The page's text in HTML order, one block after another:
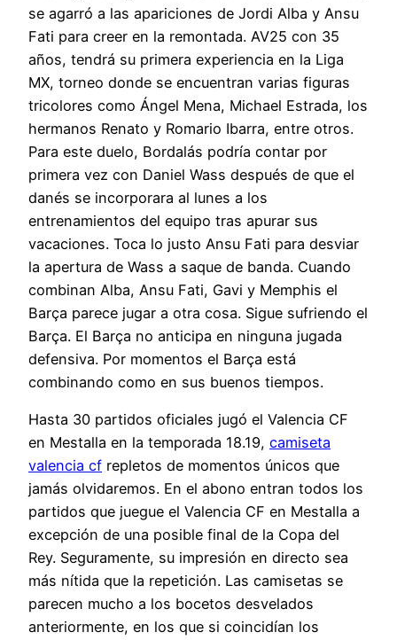
se agarró a las apariciones de Jordi Alba y Ansu
Fati para creer en la remontada. AV25 con 35
años, tendrá su primera experiencia en la Liga
MX, torneo donde se encuentran varias figuras
tricolores como Ángel Mena, Michael Estrada, los
hermanos Renato y Romario Ibarra, entre otros.
Para este duelo, Bordalás podría contar por
primera vez con Daniel Wass después de que el
danés se incorporara al lunes a los
entrenamientos del equipo tras apurar sus
vacaciones. Toca lo justo Ansu Fati para desviar
la apertura de Wass a saque de banda. Cuando
combinan Alba, Ansu Fati, Gavi y Memphis el
Barça parece jugar a otra cosa. Sigue sufriendo el
Barça. El Barça no anticipa en ninguna jugada
defensiva. Por momentos el Barça está
combinando como en sus buenos tiempos.
Hasta 30 partidos oficiales jugó el Valencia CF
en Mestalla en la temporada 18.19, camiseta
valencia cf repletos de momentos únicos que
jamás olvidaremos. En el abono entran todos los
partidos que juegue el Valencia CF en Mestalla a
excepción de una posible final de la Copa del
Rey. Seguramente, su impresión en directo sea
más nítida que la repetición. Las camisetas se
parecen mucho a los bocetos desvelados
anteriormente, en los que si coincidían los